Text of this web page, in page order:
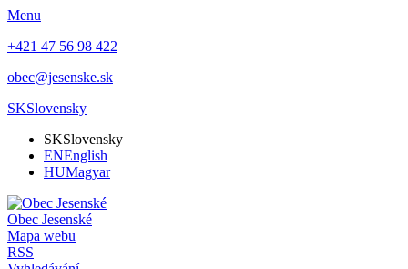
Menu
+421 47 56 98 422
obec@jesenske.sk
SKSlovensky
SKSlovensky
ENEnglish
HUMagyar
Obec Jesenské
Mapa webu
RSS